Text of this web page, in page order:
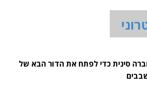
סינית כדי לפתח את הדור הבא של